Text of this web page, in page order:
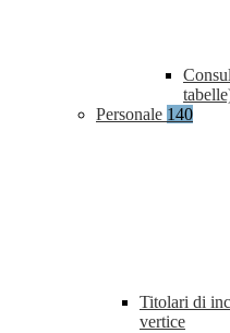
Personale 140
Titolari di
vertice